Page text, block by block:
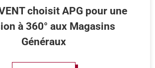
choisit APG pour une
à 360° aux Magasins
Généraux